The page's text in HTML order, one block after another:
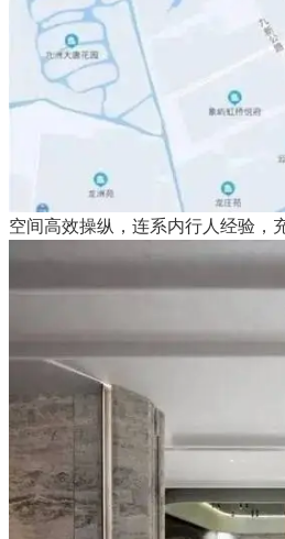
空间高效操纵，连系内行人经验，